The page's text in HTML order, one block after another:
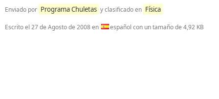
Enviado por Programa Chuletas y clasificado en Física
Escrito el 27 de Agosto de 2008en español con un tamaño de 4,92 KB